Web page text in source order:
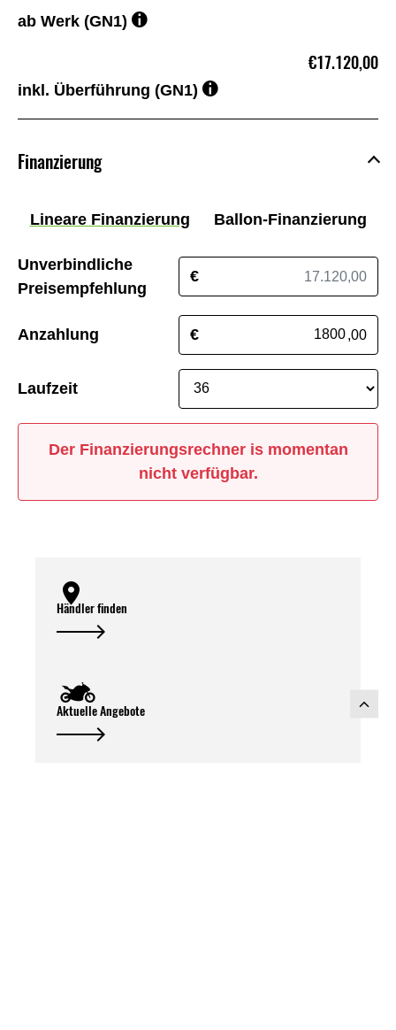
ab Werk (GN1)
€17.120,00
inkl. Überführung (GN1)
Finanzierung
Lineare Finanzierung Ballon-Finanzierung
Unverbindliche
Preisempfehlung
€
Anzahlung € ,00
Laufzeit
Der Finanzierungsrechner is momentan
nicht verfügbar.
Händler finden
Aktuelle Angebote